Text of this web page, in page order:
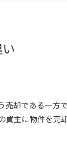
却である一方で
主に物件を売